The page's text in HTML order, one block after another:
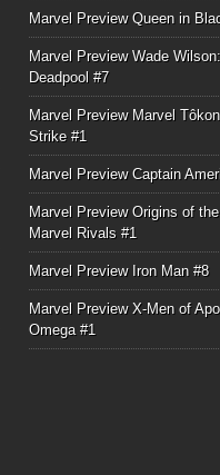
Marvel Preview Queen in
Marvel Preview Wade Wilson:
Deadpool #7
Marvel Preview Marvel
Strike #1
Marvel Preview Captain
Marvel Preview Origins of
Marvel Rivals #1
Marvel Preview Iron Man #8
Marvel Preview X-Men of
Omega #1